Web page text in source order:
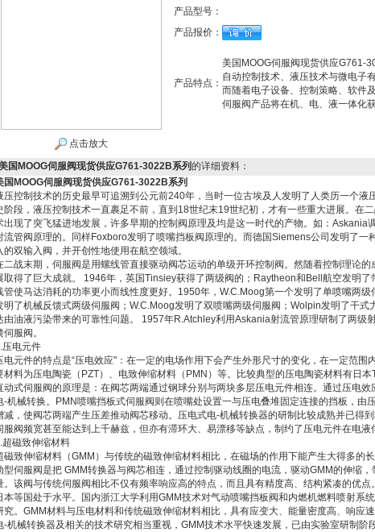
点击放大
产品型号：
产品报价：
产品特点：
美国MOOG伺服阀现货供应G761-
自动控制技术、液压技术与微电子
而随着电子设备、控制策略、软件
伺服阀产品将在机、电、液一体化
国MOOG伺服阀现货供应G761-3022B系列的详细资料：
国MOOG伺服阀现货供应G761-3022B系列
压控制技术的历史最早可追溯到公元前240年，当时一位古埃及人发明了人类历一个
阶段，液压控制技术一直裹足不前，直到18世纪末19世纪初，才有一些重大进展。在
出现了突飞猛进地发展，许多早期的控制阀原理及均是这一时代的产物。如：Askania
流管阀原理的。同样Foxboro发明了喷嘴挡板阀原理的。而德国Siemens公司发明了一
的双输入阀，并开创性地使用在航空领域。
二战末期，伺服阀是用螺线管直接驱动阀芯运动的单级开环控制阀。然随着控制理论
取得了巨大成就。 1946年，英国Tinsiey获得了两级阀的；Raytheon和Bell航空发明了
管使马达消耗的功率更小而线性度更好。1950年，W.C.Moog第一个发明了单喷嘴两
明了机械反馈式两级伺服阀；W.C.Moog发明了双喷嘴两级伺服阀；Wolpin发明了干式
由油液污染带来的可靠性问题。 1957年R.Atchley利用Askania射流管原理研制了两级
伺服阀。
压电元件
电元件的特点是“压电效应"：在一定的电场作用下会产生外形尺寸的变化，在一定范围
材料为压电陶瓷（PZT）、电致伸缩材料（PMN）等。比较典型的压电陶瓷材料有日
动式伺服阀的原理是：在阀芯两端通过钢球分别与两块多层压电元件相连。通过压电
-机械转换。PMN喷嘴挡板式伺服阀则在喷嘴处设置一与压电叠堆固定连接的挡板，由
减，使阀芯两端产生压差推动阀芯移动。压电式电-机械转换器的研制比较成熟并已得
服阀频宽甚至能达到上千赫兹，但亦有滞环大、易漂移等缺点，制约了压电元件在电液
超磁致伸缩材料
磁致伸缩材料（GMM）与传统的磁致伸缩材料相比，在磁场的作用下能产生大得多的
型伺服阀是把 GMM转换器与阀芯相连，通过控制驱动线圈的电流，驱动GMM的伸缩
。该阀与传统伺服阀相比不仅有频率响应高的特点，而且具有精度高、结构紧凑的优
本等国处于水平。国内浙江大学利用GMM技术对气动喷嘴挡板阀和内燃机燃料喷射系
究。GMM材料与压电材料和传统磁致伸缩材料相比，具有应变大、能量密度高、响应
-机械转换器及相关的技术研究相当重视，GMM技术水平快速发展，已由实验室研制阶